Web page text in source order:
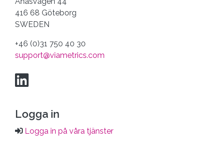
416 68 Göteborg
SWEDEN
+46 (0)31 750 40 30
support@viametrics.com
Logga in
Logga in på våra tjänster